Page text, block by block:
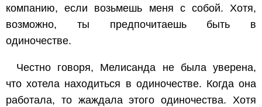
компанию, если возьмешь меня с собой. Хотя,
возможно, ты предпочитаешь быть в
одиночестве.
Честно говоря, Мелисанда не была уверена,
что хотела находиться в одиночестве. Когда она
работала, то жаждала этого одиночества. Хотя